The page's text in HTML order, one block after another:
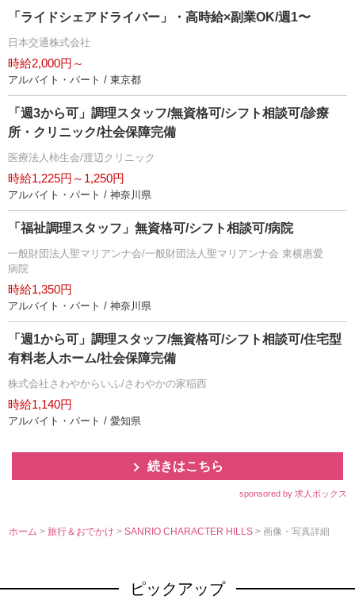
「ライドシェアドライバー」・高時給×副業OK/週1〜
日本交通株式会社
時給2,000円～
アルバイト・パート / 東京都
「週3から可」調理スタッフ/無資格可/シフト相談可/診療
所・クリニック/社会保障完備
医療法人柿生会/渡辺クリニック
時給1,225円～1,250円
アルバイト・パート / 神奈川県
「福祉調理スタッフ」無資格可/シフト相談可/病院
一般財団法人聖マリアンナ会/一般財団法人聖マリアンナ会 東横惠愛
病院
時給1,350円
アルバイト・パート / 神奈川県
「週1から可」調理スタッフ/無資格可/シフト相談可/住宅型
有料老人ホーム/社会保障完備
株式会社さわやからいふ/さわやかの家稲西
時給1,140円
アルバイト・パート / 愛知県
続きはこちら
sponsored by 求人ボックス
ホーム >旅行＆おでかけ>SANRIO CHARACTER HILLS> 画像・写真詳細
ピックアップ